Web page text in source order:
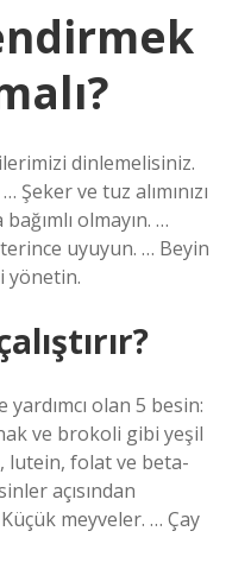
dinlemelisiniz.
ve tuz alımınızı
olmayın. …
uyuyun. … Beyin
yönetin.
olan 5 besin:
ve brokoli gibi yeşil
lutein, folat ve beta-
açısından
meyveler. … Çay